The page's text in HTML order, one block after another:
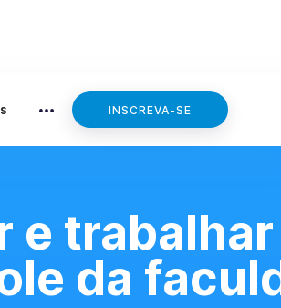
INSCREVA-SE
e
da